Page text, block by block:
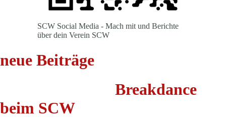
SCW Social Media - Mach mit und Berichte
über dein Verein SCW
neue Beiträge
Breakdance
beim SCW